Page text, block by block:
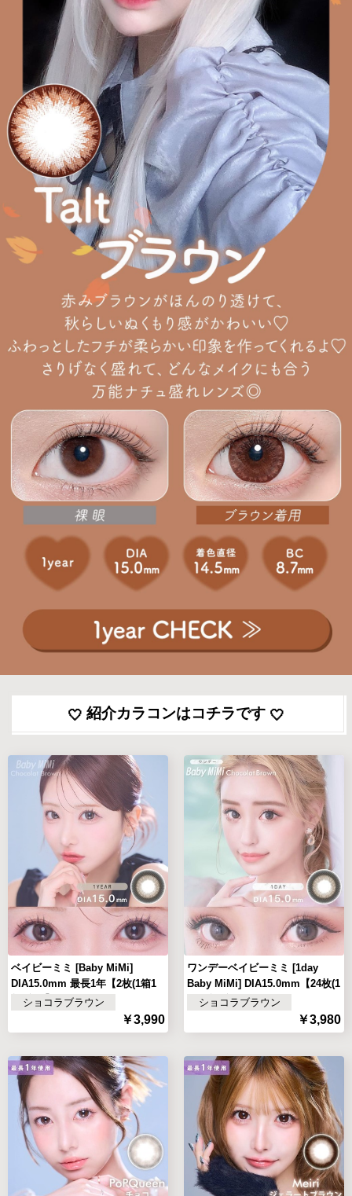
紹介カラコンはコチラです
ベイビーミミ [Baby MiMi]
DIA15.0mm 最長1年【2枚(1箱1
枚ずつ)】
ショコラブラウン
￥3,990
ワンデーベイビーミミ [1day
Baby MiMi] DIA15.0mm【24枚(1
箱12枚ずつ)
ショコラブラウン
￥3,980